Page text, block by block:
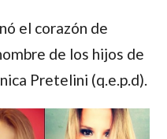
el corazón de
de los hijos de
Pretelini (q.e.p.d).